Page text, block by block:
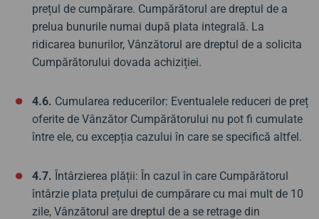
prețul de cumpărare. Cumpărătorul are dreptul de a
prelua bunurile numai după plata integrală. La
ridicarea bunurilor, Vânzătorul are dreptul de a solicita
Cumpărătorului dovada achiziției.
4.6. Cumularea reducerilor: Eventualele reduceri de preț
oferite de Vânzător Cumpărătorului nu pot fi cumulate
între ele, cu excepția cazului în care se specifică altfel.
4.7. Întârzierea plății: În cazul în care Cumpărătorul
întârzie plata prețului de cumpărare cu mai mult de 10
zile, Vânzătorul are dreptul de a se retrage din